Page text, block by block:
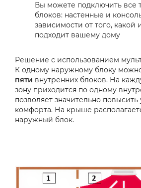
Вы можете подключить все
блоков: настенные и
зависимости от того, какой
подходит вашему дому
Решение с использованием
К одному наружному блоку
пяти внутренних блоков. На
зону приходится по одному
позволяет значительно повысить
комфорта. На крыше
наружный блок.